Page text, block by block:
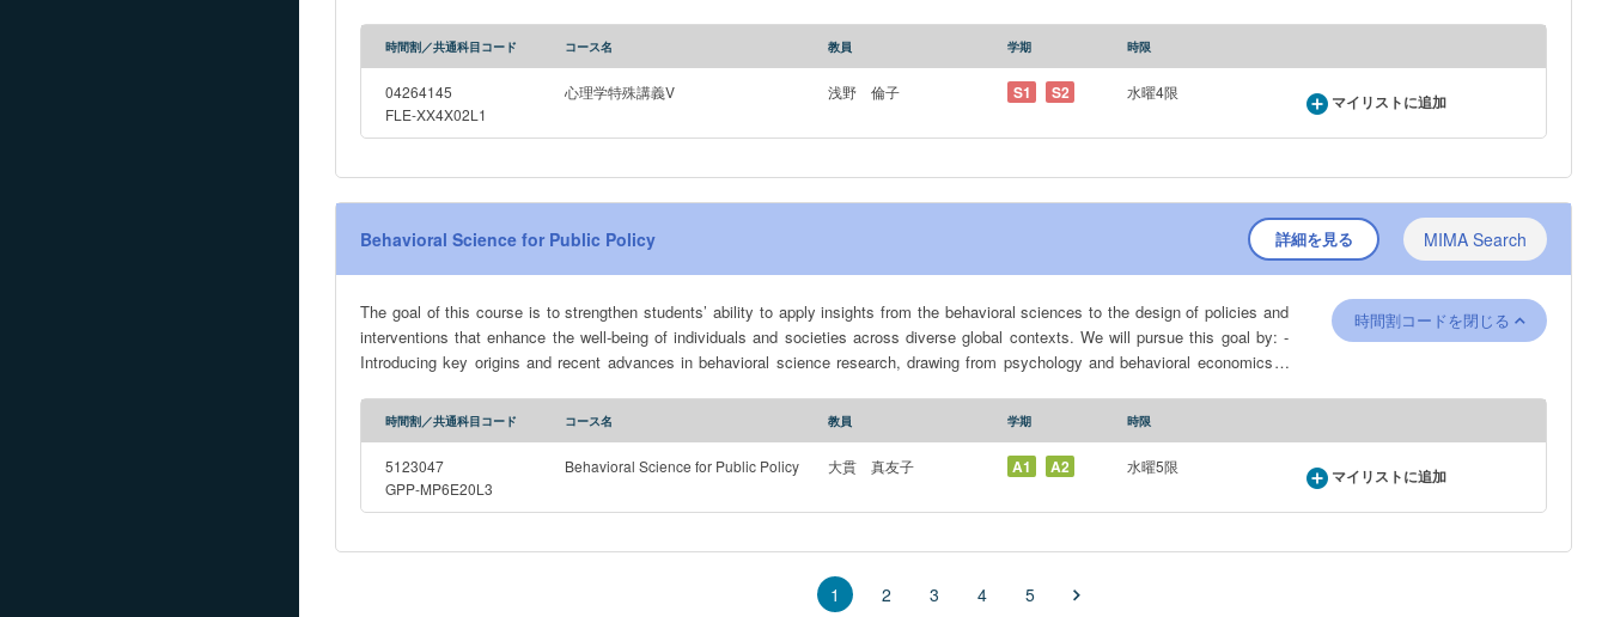
的な観点からの理解を深めることを目標とする。
時間割／共通科目コード コース名 教員 学期 時限
04264145
FLE-XX4X02L1
心理学特殊講義V 浅野 倫子 S1 S2 水曜4限 マイリストに追加
Behavioral Science for Public Policy 詳細を見る MIMA Search
The goal of this course is to strengthen students’ ability to apply insights from the behavioral sciences to the design of policies and
interventions that enhance the well-being of individuals and societies across diverse global contexts. We will pursue this goal by: -
Introducing key origins and recent advances in behavioral science research, drawing from psychology and behavioral economics. -
theories and strategies to the analysis and design of policies and interventions, with specific policy domains or institutional contexts.
The applications we explore will span multiple domains, including public health, environment, management, education, business,
politics, and international development. This class is not a comprehensive survey of behavioral economics or social psychology.
Instead, it offers a curated selection of research and theories that are especially valuable for thinking about practical application.
時間割コードを閉じる
時間割／共通科目コード コース名 教員 学期 時限
5123047
GPP-MP6E20L3
Behavioral Science for Public Policy 大貫 真友子 A1 A2 水曜5限 マイリストに追加
1 2 3 4 5